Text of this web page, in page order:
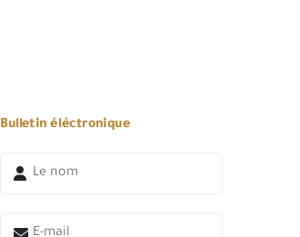
Bulletin éléctronique